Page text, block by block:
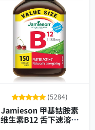
(5284)
Jamieson 甲基钴胺素
维生素B12 舌下速溶片